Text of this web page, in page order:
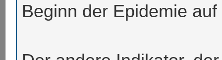
Beginn der Epidemie